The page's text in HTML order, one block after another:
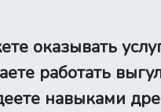
оказывать
работать
навыками